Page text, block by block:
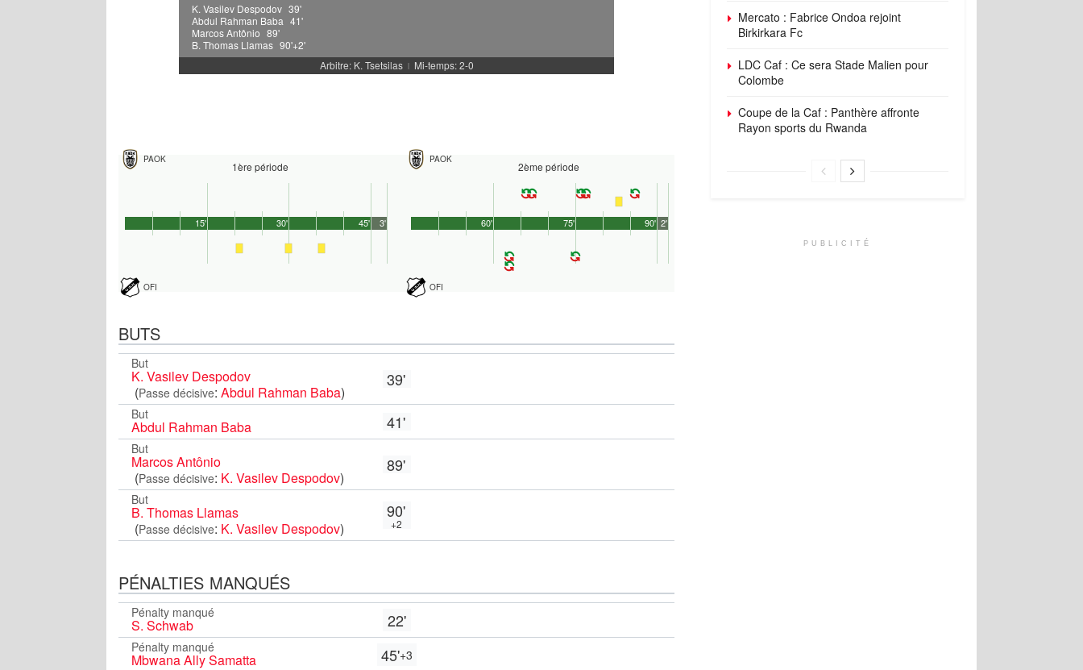
K. Vasilev Despodov 39'
Abdul Rahman Baba 41'
Marcos Antônio 89'
B. Thomas Llamas 90'+2'
Arbitre: K. Tsetsilas | Mi-temps: 2-0
PAOK
1ère période
OFI
45'
15' 30' 3'
PAOK
2ème période
OFI
90'
60' 75' 2'
BUTS
But
K. Vasilev Despodov
(Passe décisive: Abdul Rahman Baba)
39'
But
Abdul Rahman Baba 41'
But
Marcos Antônio
(Passe décisive: K. Vasilev Despodov)
89'
But
B. Thomas Llamas
(Passe décisive: K. Vasilev Despodov)
90'
+2
PÉNALTIES MANQUÉS
Pénalty manqué
S. Schwab 22'
Pénalty manqué
Mbwana Ally Samatta 45'+3
Mercato : Fabrice Ondoa rejoint
Birkirkara Fc
LDC Caf : Ce sera Stade Malien pour
Colombe
Coupe de la Caf : Panthère affronte
Rayon sports du Rwanda
PUBLICITÉ